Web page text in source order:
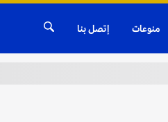
منوعات إتصل بنا